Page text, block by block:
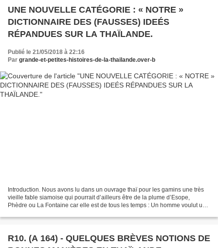
UNE NOUVELLE CATÉGORIE : « NOTRE »
DICTIONNAIRE DES (FAUSSES) IDEÉS
RÉPANDUES SUR LA THAÏLANDE.
Publié le 21/05/2018 à 22:16
Par grande-et-petites-histoires-de-la-thailande.over-b
Introduction. Nous avons lu dans un ouvrage thaï pour les gamins une très
vieille fable siamoise qui pourrait d’ailleurs être de la plume d’Esope,
Phèdre ou La Fontaine car elle est de tous les temps : Un homme voulut un
R10. (A 164) - QUELQUES BRÈVES NOTIONS DE